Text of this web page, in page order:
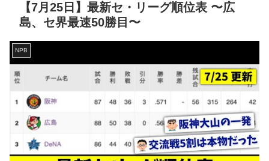
【7月25日】最新セ・リーグ順位表 〜広
島、セ界最速50勝目〜
NPB